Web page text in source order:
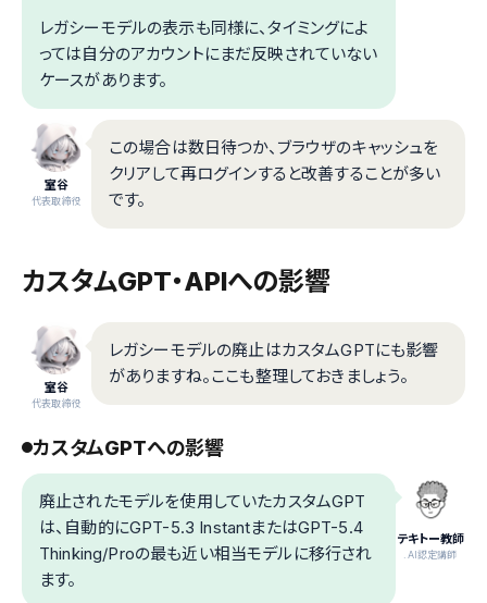
レガシーモデルの表示も同様に、タイミングによ
っては自分のアカウントにまだ反映されていない
ケースがあります。
室谷
代表取締役
この場合は数日待つか、ブラウザのキャッシュを
クリアして再ログインすると改善することが多い
です。
カスタムGPT・APIへの影響
室谷
代表取締役
レガシーモデルの廃止はカスタムGPTにも影響
がありますね。ここも整理しておきましょう。
カスタムGPTへの影響
テキトー教師
.AI認定講師
廃止されたモデルを使用していたカスタムGPT
は、自動的にGPT-5.3 InstantまたはGPT-5.4
Thinking/Proの最も近い相当モデルに移行され
ます。